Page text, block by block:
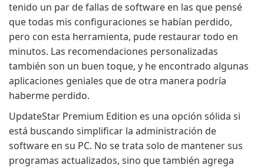
tenido un par de fallas de software en las que pensé
que todas mis configuraciones se habían perdido,
pero con esta herramienta, pude restaurar todo en
minutos. Las recomendaciones personalizadas
también son un buen toque, y he encontrado algunas
aplicaciones geniales que de otra manera podría
haberme perdido.
UpdateStar Premium Edition es una opción sólida si
está buscando simplificar la administración de
software en su PC. No se trata solo de mantener sus
programas actualizados, sino que también agrega